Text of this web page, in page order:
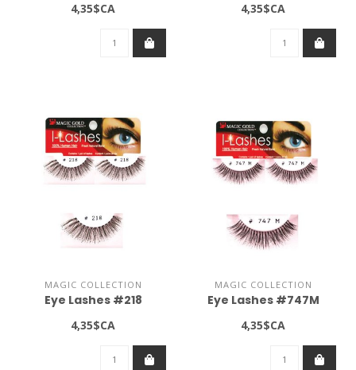
4,35$CA 4,35$CA
MAGIC COLLECTION
Eye Lashes #218
4,35$CA
MAGIC COLLECTION
Eye Lashes #747M
4,35$CA